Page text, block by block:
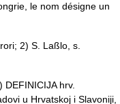
le nom désigne un
2) S. Laßlo, s.
hrv.
u Hrvatskoj i Slavoniji,